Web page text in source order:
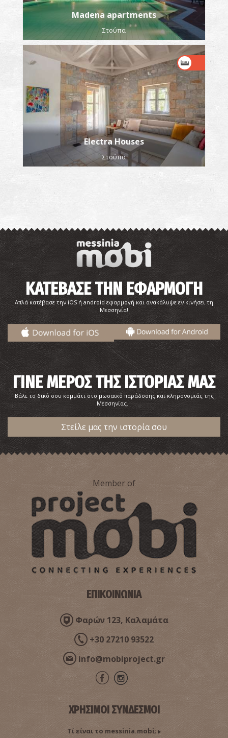
Madena apartments
Στούπα
Electra Houses
Στούπα
ΚΑΤΕΒΑΣΕ ΤΗΝ ΕΦΑΡΜΟΓΗ
Απλά κατέβασε την iOS ή android εφαρμογή και ανακάλυψε εν κινήσει τη
Μεσσηνία!
ΓΙΝΕ ΜΕΡΟΣ ΤΗΣ ΙΣΤΟΡΙΑΣ ΜΑΣ
Βάλε το δικό σου κομμάτι στο μωσαϊκό παράδοσης και κληρονομιάς της
Μεσσηνίας.
Στείλε μας την ιστορία σου
Member of
ΕΠΙΚΟΙΝΩΝΙΑ
Φαρών 123, Καλαμάτα
+30 27210 93522
info@mobiproject.gr
ΧΡΗΣΙΜΟΙ ΣΥΝΔΕΣΜΟΙ
Τί είναι το messinia.mobi;